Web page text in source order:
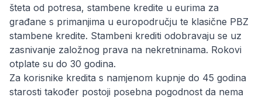
šteta od potresa, stambene kredite u eurima za
građane s primanjima u europodručju te klasične PBZ
stambene kredite. Stambeni krediti odobravaju se uz
zasnivanje založnog prava na nekretninama. Rokovi
otplate su do 30 godina.
Za korisnike kredita s namjenom kupnje do 45 godina
starosti također postoji posebna pogodnost da nema